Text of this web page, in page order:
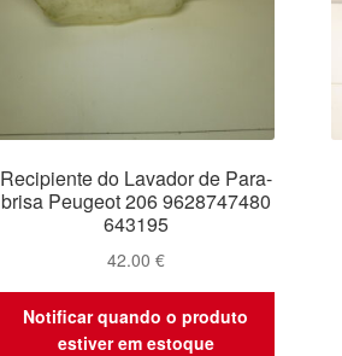
Recipiente do Lavador de Para-
brisa Peugeot 206 9628747480
643195
42.00 €
Notificar quando o produto
estiver em estoque